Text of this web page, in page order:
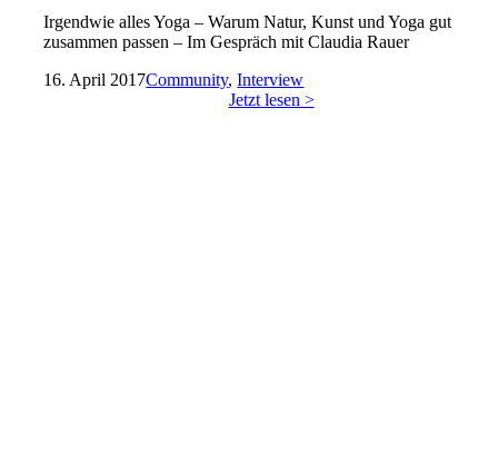
Irgendwie alles Yoga – Warum Natur, Kunst und Yoga gut
zusammen passen – Im Gespräch mit Claudia Rauer
16. April 2017Community,Interview
Jetzt lesen >